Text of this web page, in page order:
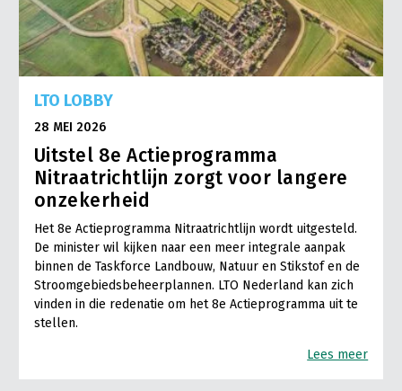
LTO LOBBY
28 MEI 2026
Uitstel 8e Actieprogramma
Nitraatrichtlijn zorgt voor langere
onzekerheid
Het 8e Actieprogramma Nitraatrichtlijn wordt uitgesteld.
De minister wil kijken naar een meer integrale aanpak
binnen de Taskforce Landbouw, Natuur en Stikstof en de
Stroomgebiedsbeheerplannen. LTO Nederland kan zich
vinden in die redenatie om het 8e Actieprogramma uit te
stellen.
Lees meer